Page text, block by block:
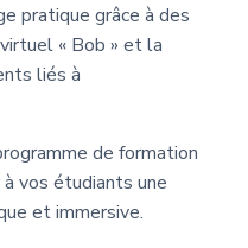
pratique grâce à des
« Bob » et la
liés à
de formation
vos étudiants une
et immersive.